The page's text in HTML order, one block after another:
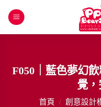
F050｜藍色夢幻
覺
首頁 / 創意設計